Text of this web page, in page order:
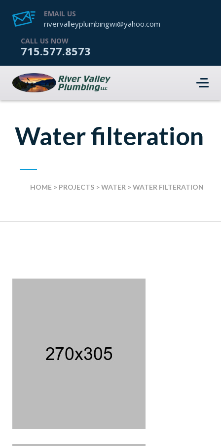
EMAIL US
rivervalleyplumbingwi@yahoo.com
CALL US NOW
715.577.8573
Water filteration
HOME > PROJECTS >WATER >WATER FILTERATION